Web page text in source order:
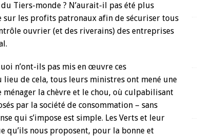
Tiers-monde ? N’aurait-il pas été plus
les profits patronaux afin de sécuriser tous
ouvrier (et des riverains) des entreprises
n’ont-ils pas mis en œuvre ces
de cela, tous leurs ministres ont mené une
la chèvre et le chou, où culpabilisant
par la société de consommation – sans
qui s’impose est simple. Les Verts et leur
qu’ils nous proposent, pour la bonne et